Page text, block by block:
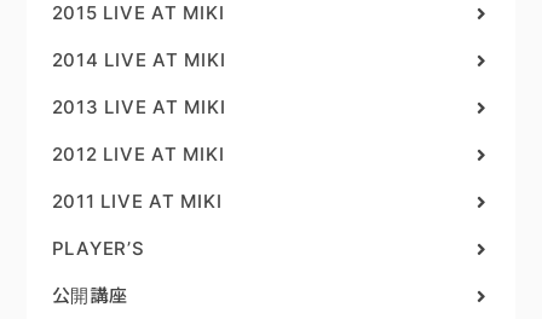
2015 LIVE AT MIKI
2014 LIVE AT MIKI
2013 LIVE AT MIKI
2012 LIVE AT MIKI
2011 LIVE AT MIKI
PLAYER’S
公開講座